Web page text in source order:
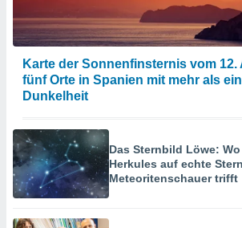
Karte der Sonnenfinsternis vom 12.
fünf Orte in Spanien mit mehr als
Dunkelheit
Das Sternbild Löwe:
Herkules auf echte
Meteoritenschauer trifft